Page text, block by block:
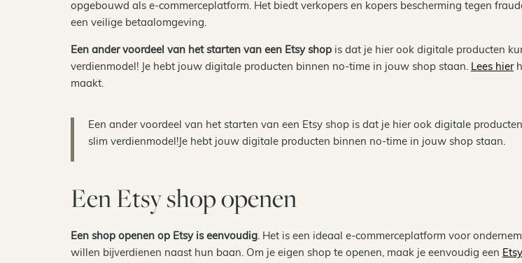
opgebouwd als e-commerceplatform. Het biedt verkopers en kopers bescherming tegen
een veilige betaalomgeving.
Een ander voordeel van het starten van een Etsy shopis dat je hier ook digitale producten
verdienmodel! Je hebt jouw digitale producten binnen no-time in jouw shop staan. Lees hier
maakt.
Een ander voordeel van het starten van een Etsy shop is dat je hier ook digitale
slim verdienmodel!Je hebt jouw digitale producten binnen no-time in jouw shop staan.
Een Etsy shop openen
Een shop openen op Etsy is eenvoudig. Het is een ideaal e-commerceplatform voor
willen bijverdienen naast hun baan. Om je eigen shop te openen, maak je eenvoudig een